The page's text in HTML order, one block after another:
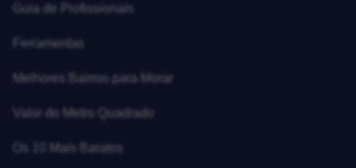
Guia de Profissionais
Ferramentas
Melhores Bairros para Morar
Valor do Metro Quadrado
Os 10 Mais Baratos